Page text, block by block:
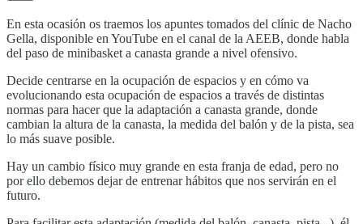
En esta ocasión os traemos los apuntes tomados del clínic de Nacho
Gella, disponible en YouTube en el canal de la AEEB, donde habla
del paso de minibasket a canasta grande a nivel ofensivo.
Decide centrarse en la ocupación de espacios y en cómo va
evolucionando esta ocupación de espacios a través de distintas
normas para hacer que la adaptación a canasta grande, donde
cambian la altura de la canasta, la medida del balón y de la pista, sea
lo más suave posible.
Hay un cambio físico muy grande en esta franja de edad, pero no
por ello debemos dejar de entrenar hábitos que nos servirán en el
futuro.